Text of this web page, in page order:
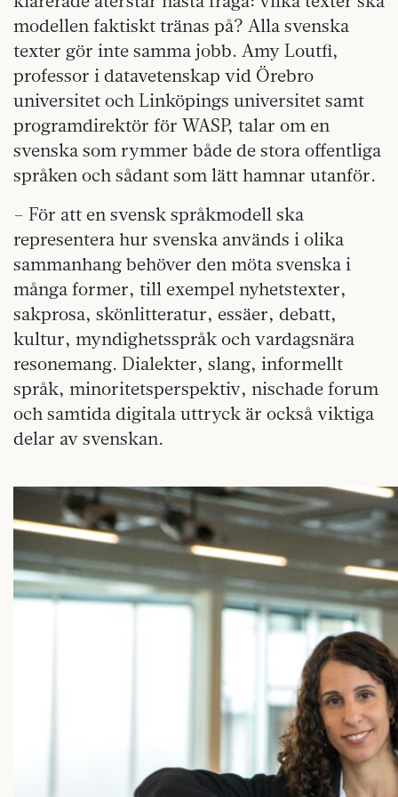
modellen faktiskt tränas på? Alla svenska
texter gör inte samma jobb. Amy Loutfi,
professor i datavetenskap vid Örebro
universitet och Linköpings universitet samt
programdirektör för WASP, talar om en
svenska som rymmer både de stora offentliga
språken och sådant som lätt hamnar utanför.
– För att en svensk språkmodell ska
representera hur svenska används i olika
sammanhang behöver den möta svenska i
många former, till exempel nyhetstexter,
sakprosa, skönlitteratur, essäer, debatt,
kultur, myndighetsspråk och vardagsnära
resonemang. Dialekter, slang, informellt
språk, minoritetsperspektiv, nischade forum
och samtida digitala uttryck är också viktiga
delar av svenskan.